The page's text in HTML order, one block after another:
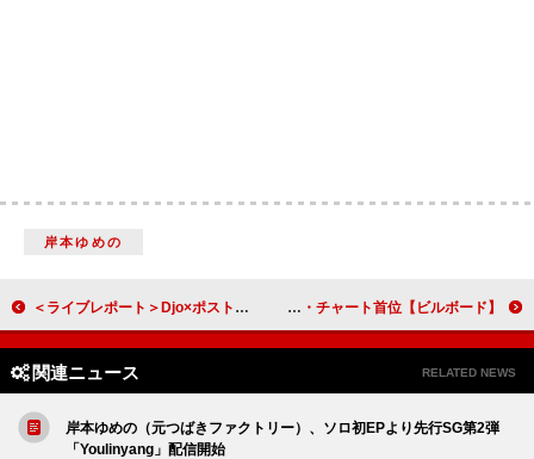
岸本ゆめの
＜ライブレポート＞Djo×ポスト・アニマル、光と残響そして再会 音が紡いだツアー最終章 【ビルボード】Snow Man『音故知新』、4作連続初週ミリオン突破で堂々のアルバム・セールス・チャート首位
関連ニュース RELATED NEWS
岸本ゆめの（元つばきファクトリー）、ソロ初EPより先行SG第2弾
「Youlinyang」配信開始